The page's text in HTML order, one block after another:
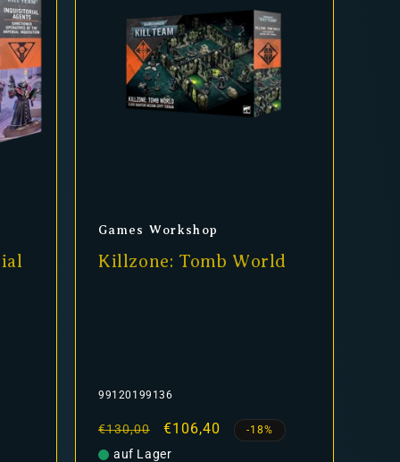
Anbieter:
Games Workshop
Killzone: Tomb World
99120199136
Normaler
Preis
€130,00 Verkaufspreis
€106,40 -18%
auf Lager